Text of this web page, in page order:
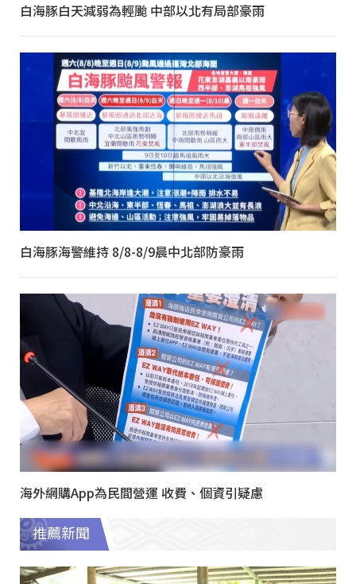
白海豚白天減弱為輕颱 中部以北有局部豪雨
白海豚海警維持 8/8-8/9晨中北部防豪雨
海外網購App為民間營運 收費、個資引疑慮
推薦新聞